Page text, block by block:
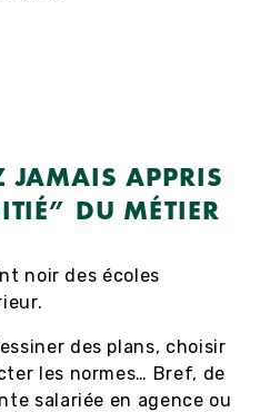
JAMAIS APPRIS
DU MÉTIER
noir des écoles
des plans, choisir
les normes… Bref, de
salariée en agence ou